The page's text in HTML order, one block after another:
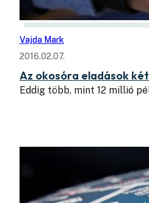
Vajda Mark
2016.02.07.
Az okosóra eladások
Eddig több, mint 12 millió